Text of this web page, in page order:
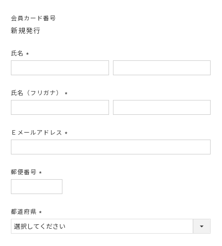
会員カード番号
新規発行
氏名
須)
氏名（フリガナ）
須)
Ｅメールアドレス
須)
郵便番号
須)
都道府県
(必
須)